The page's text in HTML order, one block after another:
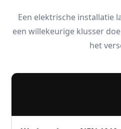
Een elektrische installatie
een willekeurige klusser
het